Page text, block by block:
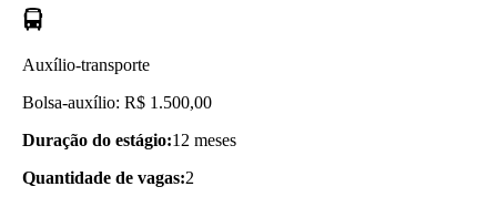
Auxílio-transporte
Bolsa-auxílio: R$ 1.500,00
Duração do estágio:12 meses
Quantidade de vagas:2